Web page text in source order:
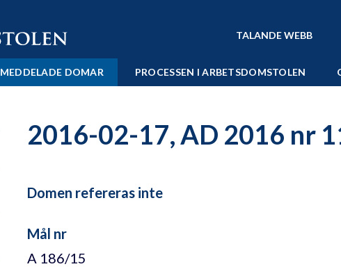
TALANDE WEBB
MEDDELADE DOMAR PROCESSEN I ARBETSDOMSTOLEN
2016-02-17, AD 2016 nr
Domen refereras inte
Mål nr
A 186/15